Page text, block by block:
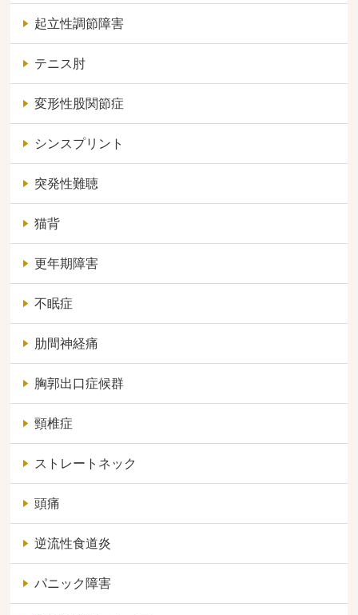
起立性調節障害
テニス肘
変形性股関節症
シンスプリント
突発性難聴
猫背
更年期障害
不眠症
肋間神経痛
胸郭出口症候群
頸椎症
ストレートネック
頭痛
逆流性食道炎
パニック障害